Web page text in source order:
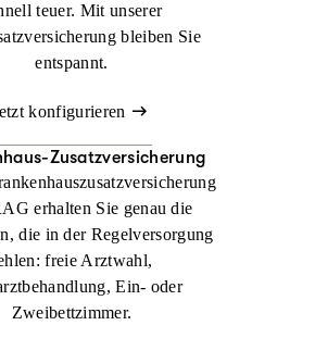
teuer. Mit unserer
bleiben Sie
entspannt.
konfigurieren
Zusatzversicherung
erhalten Sie genau die
die in der Regelversorgung
freie Arztwahl,
Ein- oder
Zweibettzimmer.